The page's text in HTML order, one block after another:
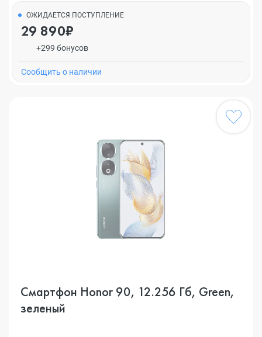
ОЖИДАЕТСЯ ПОСТУПЛЕНИЕ
29 890₽
+299 бонусов
Cообщить о наличии
Смартфон Honor 90, 12.256 Гб, Green,
зеленый